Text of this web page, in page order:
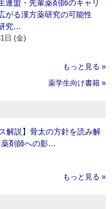
連盟・先輩薬剤師のキャリ
がる漢方薬研究の可能性
究…
日 (金)
もっと見る »
薬学生向け書籍 »
解説】骨太の方針を読み解
薬剤師への影…
もっと見る »